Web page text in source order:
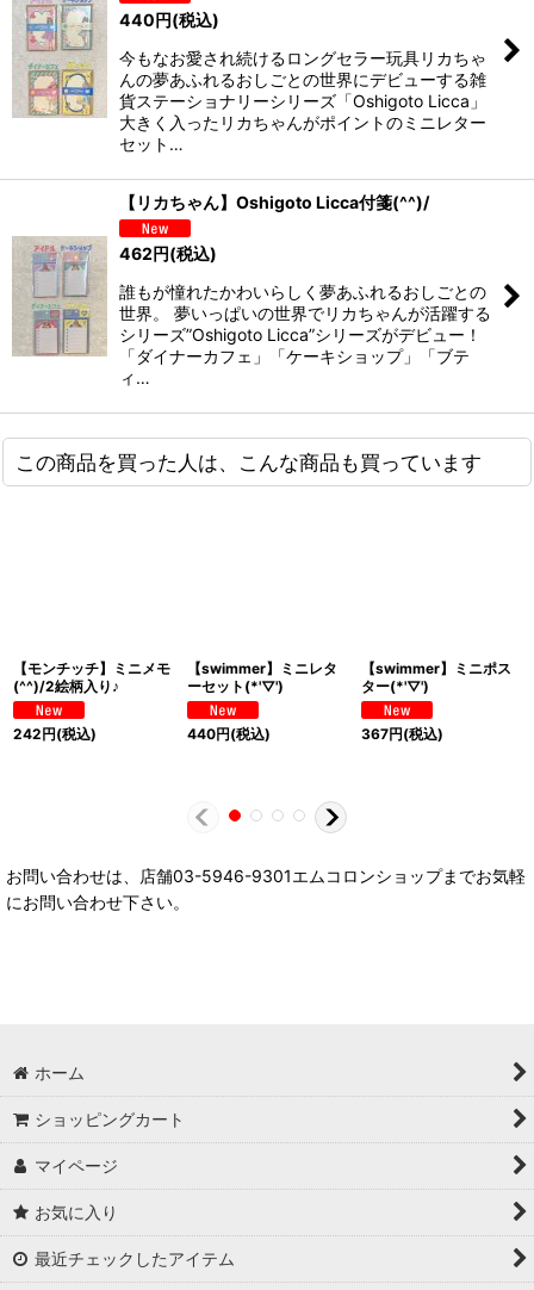
440円(税込)
今もなお愛され続けるロングセラー玩具リカちゃ
んの夢あふれるおしごとの世界にデビューする雑
貨ステーショナリーシリーズ「Oshigoto Licca」
大きく入ったリカちゃんがポイントのミニレター
セット…
【リカちゃん】Oshigoto Licca付箋(^^)/
462円(税込)
誰もが憧れたかわいらしく夢あふれるおしごとの
世界。 夢いっぱいの世界でリカちゃんが活躍する
シリーズ”Oshigoto Licca”シリーズがデビュー！
「ダイナーカフェ」「ケーキショップ」「ブテ
ィ…
この商品を買った人は、こんな商品も買っています
【モンチッチ】ミニメモ
(^^)/2絵柄入り♪
242円(税込)
【swimmer】ミニレタ
ーセット(*'▽')
440円(税込)
【swimmer】ミニポス
ター(*'▽')
367円(税込)
お問い合わせは、店舗03-5946-9301エムコロンショップまでお気軽
にお問い合わせ下さい。
ホーム
ショッピングカート
マイページ
お気に入り
最近チェックしたアイテム